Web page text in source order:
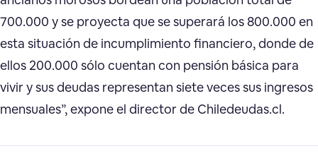
700.000 y se proyecta que se superará los 800.000 en
esta situación de incumplimiento financiero, donde de
ellos 200.000 sólo cuentan con pensión básica para
vivir y sus deudas representan siete veces sus ingresos
mensuales”, expone el director de Chiledeudas.cl.